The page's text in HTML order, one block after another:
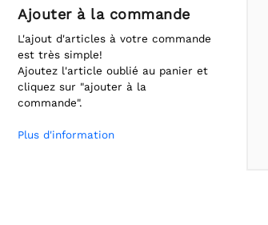
Ajouter à la commande
L'ajout d'articles à votre commande
est très simple!
Ajoutez l'article oublié au panier et
cliquez sur "ajouter à la
commande".
Plus d'information